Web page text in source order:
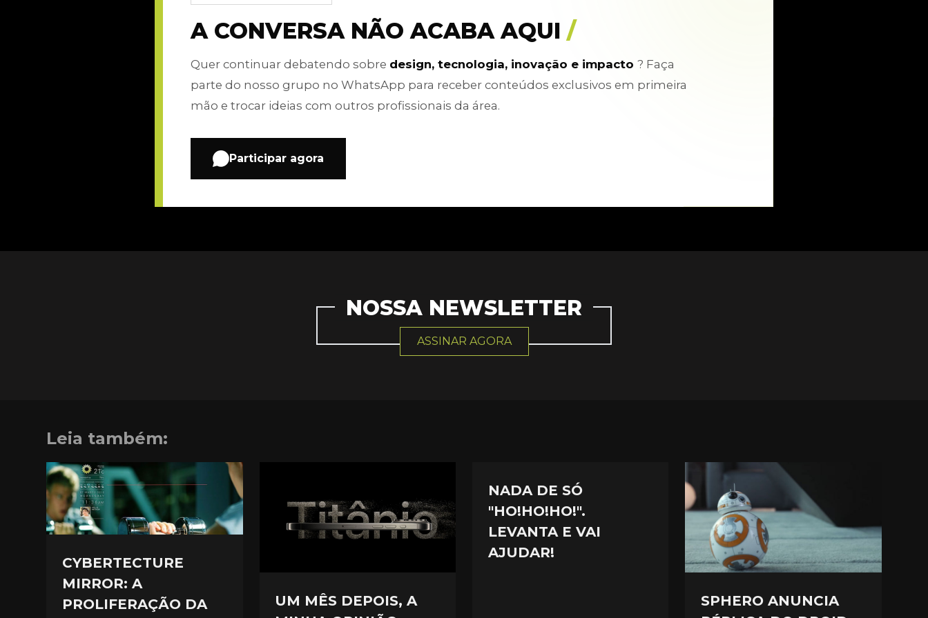
A CONVERSA NÃO ACABA AQUI /
Quer continuar debatendo sobre design, tecnologia, inovação e impacto ? Faça
parte do nosso grupo no WhatsApp para receber conteúdos exclusivos em primeira
mão e trocar ideias com outros profissionais da área.
Participar agora
NOSSA NEWSLETTER
ASSINAR AGORA
Leia também:
CYBERTECTURE
MIRROR: A
PROLIFERAÇÃO DA
UM MÊS DEPOIS, A
NADA DE SÓ
"HO!HO!HO!".
LEVANTA E VAI
AJUDAR!
SPHERO ANUNCIA